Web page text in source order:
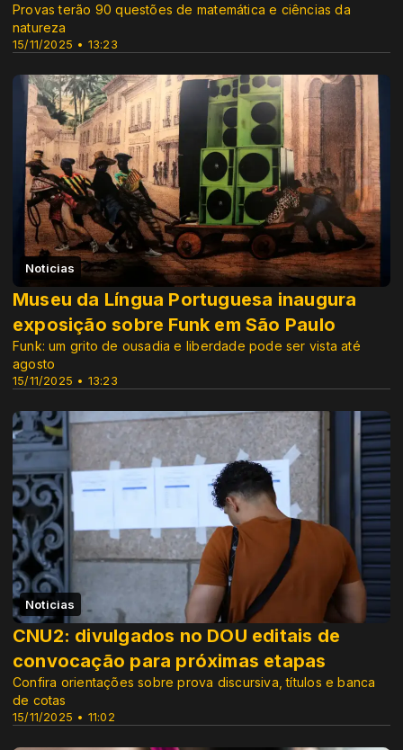
15/11/2025 • 13:23
Provas terão 90 questões de matemática e ciências da
natureza
Noticias
15/11/2025 • 13:23
Museu da Língua Portuguesa inaugura
exposição sobre Funk em São Paulo
Funk: um grito de ousadia e liberdade pode ser vista até
agosto
Noticias
15/11/2025 • 11:02
CNU2: divulgados no DOU editais de
convocação para próximas etapas
Confira orientações sobre prova discursiva, títulos e banca
de cotas